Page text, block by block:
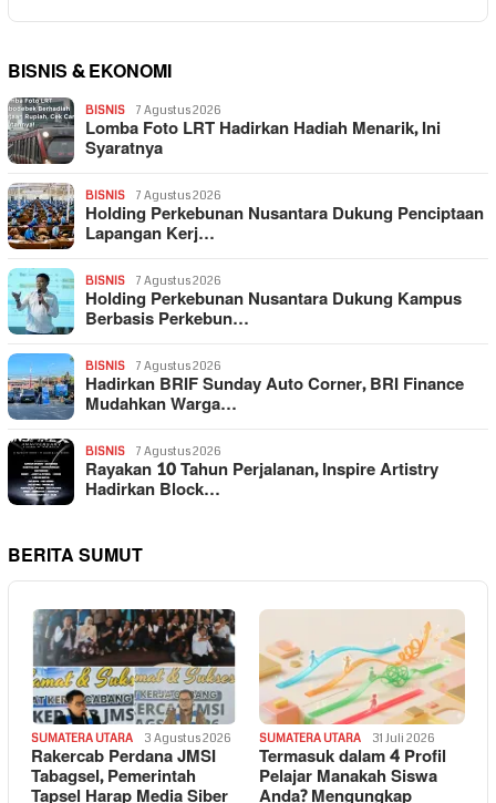
BISNIS & EKONOMI
BISNIS 7 Agustus 2026
Lomba Foto LRT Hadirkan Hadiah Menarik, Ini
Syaratnya
BISNIS 7 Agustus 2026
Holding Perkebunan Nusantara Dukung Penciptaan
Lapangan Kerj…
BISNIS 7 Agustus 2026
Holding Perkebunan Nusantara Dukung Kampus
Berbasis Perkebun…
BISNIS 7 Agustus 2026
Hadirkan BRIF Sunday Auto Corner, BRI Finance
Mudahkan Warga…
BISNIS 7 Agustus 2026
Rayakan 10 Tahun Perjalanan, Inspire Artistry
Hadirkan Block…
BERITA SUMUT
SUMATERA UTARA 3 Agustus 2026
Rakercab Perdana JMSI
Tabagsel, Pemerintah
SUMATERA UTARA 31 Juli 2026
Termasuk dalam 4 Profil
Pelajar Manakah Siswa